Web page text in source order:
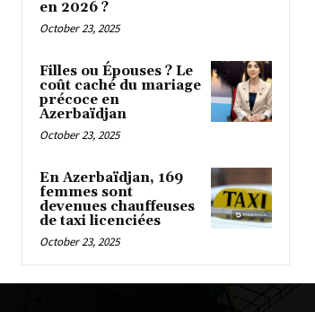
en 2026 ?
October 23, 2025
Filles ou Épouses ? Le
coût caché du mariage
précoce en
Azerbaïdjan
October 23, 2025
En Azerbaïdjan, 169
femmes sont
devenues chauffeuses
de taxi licenciées
October 23, 2025